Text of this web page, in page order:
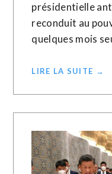
présidentielle
reconduit au
quelques mois
LIRE LA SUITE →